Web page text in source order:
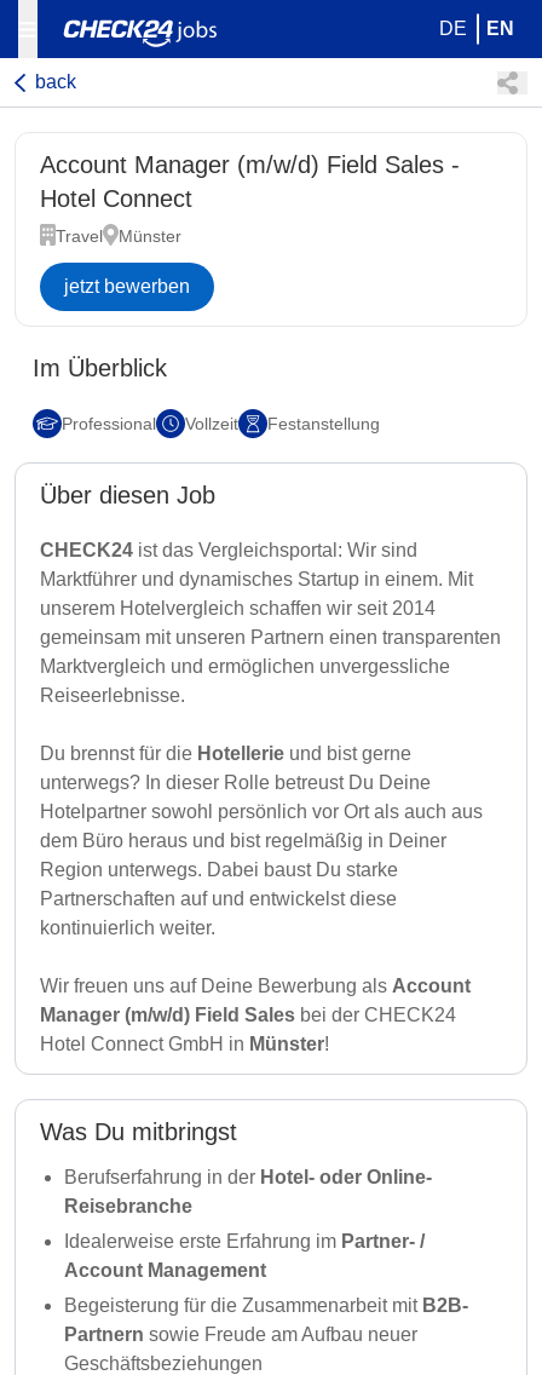
DE EN
back
Account Manager (m/w/d) Field Sales -
Hotel Connect
Travel Münster
jetzt bewerben
Im Überblick
Professional Vollzeit Festanstellung
Über diesen Job
CHECK24 ist das Vergleichsportal: Wir sind
Marktführer und dynamisches Startup in einem. Mit
unserem Hotelvergleich schaffen wir seit 2014
gemeinsam mit unseren Partnern einen transparenten
Marktvergleich und ermöglichen unvergessliche
Reiseerlebnisse.
Du brennst für die Hotellerie und bist gerne
unterwegs? In dieser Rolle betreust Du Deine
Hotelpartner sowohl persönlich vor Ort als auch aus
dem Büro heraus und bist regelmäßig in Deiner
Region unterwegs. Dabei baust Du starke
Partnerschaften auf und entwickelst diese
kontinuierlich weiter.
Wir freuen uns auf Deine Bewerbung als Account
Manager (m/w/d) Field Sales bei der CHECK24
Hotel Connect GmbH in Münster!
Was Du mitbringst
Berufserfahrung in der Hotel- oder Online-
Reisebranche
Idealerweise erste Erfahrung im Partner- /
Account Management
Begeisterung für die Zusammenarbeit mit B2B-
Partnern sowie Freude am Aufbau neuer
Geschäftsbeziehungen